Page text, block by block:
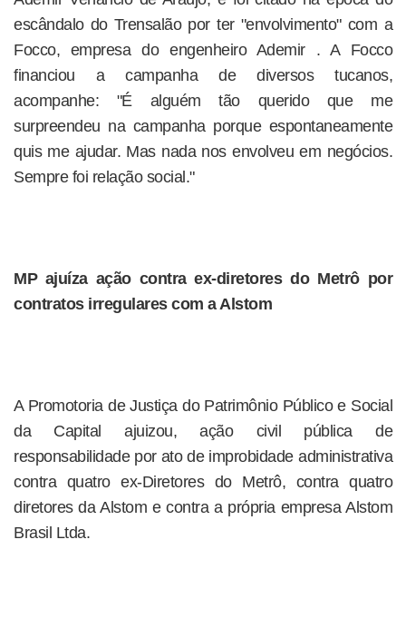
escândalo do Trensalão por ter "envolvimento" com a
Focco, empresa do engenheiro Ademir . A Focco
financiou a campanha de diversos tucanos,
acompanhe: "É alguém tão querido que me
surpreendeu na campanha porque espontaneamente
quis me ajudar. Mas nada nos envolveu em negócios.
Sempre foi relação social."
MP ajuíza ação contra ex-diretores do Metrô por
contratos irregulares com a Alstom
A Promotoria de Justiça do Patrimônio Público e Social
da Capital ajuizou, ação civil pública de
responsabilidade por ato de improbidade administrativa
contra quatro ex-Diretores do Metrô, contra quatro
diretores da Alstom e contra a própria empresa Alstom
Brasil Ltda.